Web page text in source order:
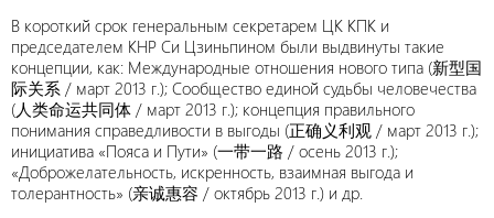
В короткий срок генеральным секретарем ЦК КПК и
председателем КНР Си Цзиньпином были выдвинуты такие
концепции, как: Международные отношения нового типа (新型国
际关系 / март 2013 г.); Сообщество единой судьбы человечества
(人类命运共同体 / март 2013 г.); концепция правильного
понимания справедливости в выгоды (正确义利观 / март 2013 г.);
инициатива «Пояса и Пути» (一带一路 / осень 2013 г.);
«Доброжелательность, искренность, взаимная выгода и
толерантность» (亲诚惠容 / октябрь 2013 г.) и др.